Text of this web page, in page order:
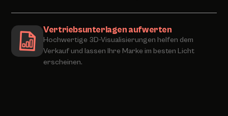
Vertriebsunterlagen aufwerten
Hochwertige 3D-Visualisierungen helfen dem
Verkauf und lassen Ihre Marke im besten Licht
erscheinen.